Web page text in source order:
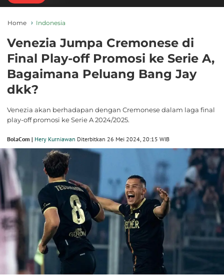
Home Indonesia
Venezia Jumpa Cremonese di
Final Play-off Promosi ke Serie A,
Bagaimana Peluang Bang Jay
dkk?
Venezia akan berhadapan dengan Cremonese dalam laga final
play-off promosi ke Serie A 2024/2025.
BolaCom | Hery Kurniawan Diterbitkan 26 Mei 2024, 20:15 WIB